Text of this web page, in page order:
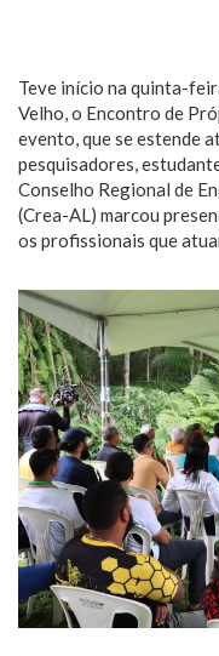
Teve início na quinta-
Velho, o Encontro de
evento, que se estende
pesquisadores,
Conselho Regional de
(Crea-AL) marcou
os profissionais que